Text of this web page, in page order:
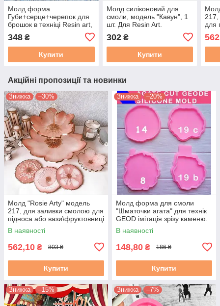
Молд форма
Губи+серце+черепок для
брошок в техніці Resin art,
348 ₴
Купити
Молд силіконовий для
смоли, модель "Кавун", 1
шт. Для Resin Art.
302₴
Купити
для
Акційні пропозиції та новинки
Знижка –30%
Молд "Rosie Arty" модель
217, для заливки смолою для
підноса або вази\фруктовниці
ResinArt, Geode,
В наявності
562,10 ₴ 803 ₴
Купити
Знижка –20%
Молд форма для смоли
"Шматочки агата" для технік
GEOD імітація зрізу каменю.
Модель з 19
В наявності
148,80 ₴ 186 ₴
Купити
Знижка –15% Знижка –7%